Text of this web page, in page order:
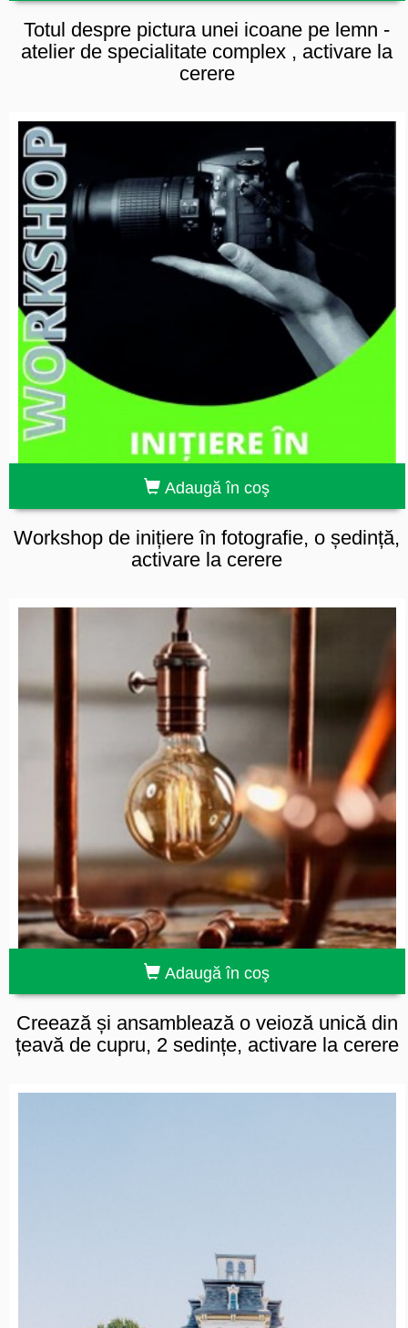
Totul despre pictura unei icoane pe lemn -
atelier de specialitate complex , activare la
cerere
Adaugă în coş
Workshop de inițiere în fotografie, o ședință,
activare la cerere
Adaugă în coş
Creează și ansamblează o veioză unică din
țeavă de cupru, 2 sedințe, activare la cerere